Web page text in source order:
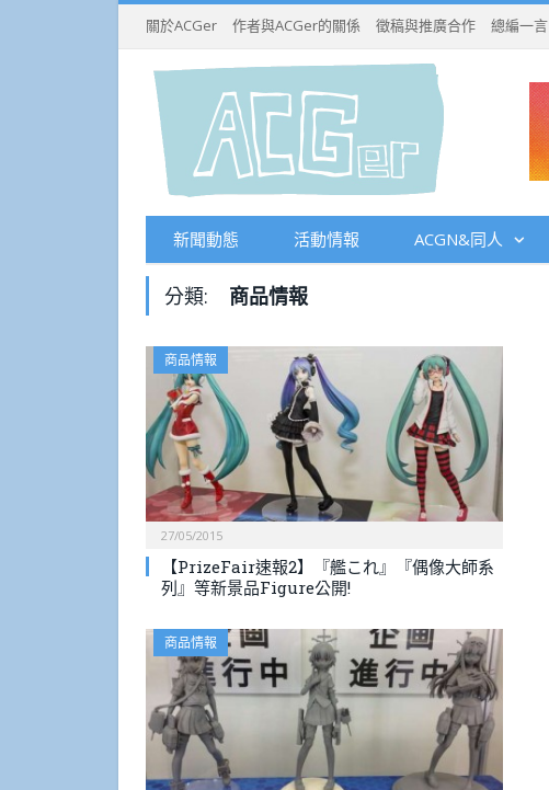
關於ACGer 作者與ACGer的關係 徵稿與推廣合作 總編一言
新聞動態 活動情報 ACGN&同人
分類: 商品情報
商品情報
27/05/2015
【PrizeFair速報2】『艦これ』『偶像大師系
列』等新景品Figure公開!
商品情報